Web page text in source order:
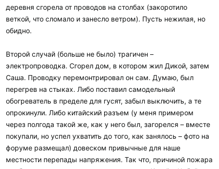
деревня сгорела от проводов на столбах (закоротило
веткой, что сломало и занесло ветром). Пусть нежилая, но
обидно.
Второй случай (больше не было) трагичен –
электропроводка. Сгорел дом, в котором жил Дикой, затем
Саша. Проводку перемонтрировал он сам. Думаю, был
перегрев на стыках. Либо поставил самодельный
обогреватель в пределе для гусят, забыл выключить, а те
опрокинули. Либо китайский разъем (у меня примером
через полгода такой же, как у него был, загорелся – вместе
покупали, но успел ухватить до того, как занялось – фото на
форуме размещал) довеском привычные для наше
местности перепады напряжения. Так что, причиной пожара